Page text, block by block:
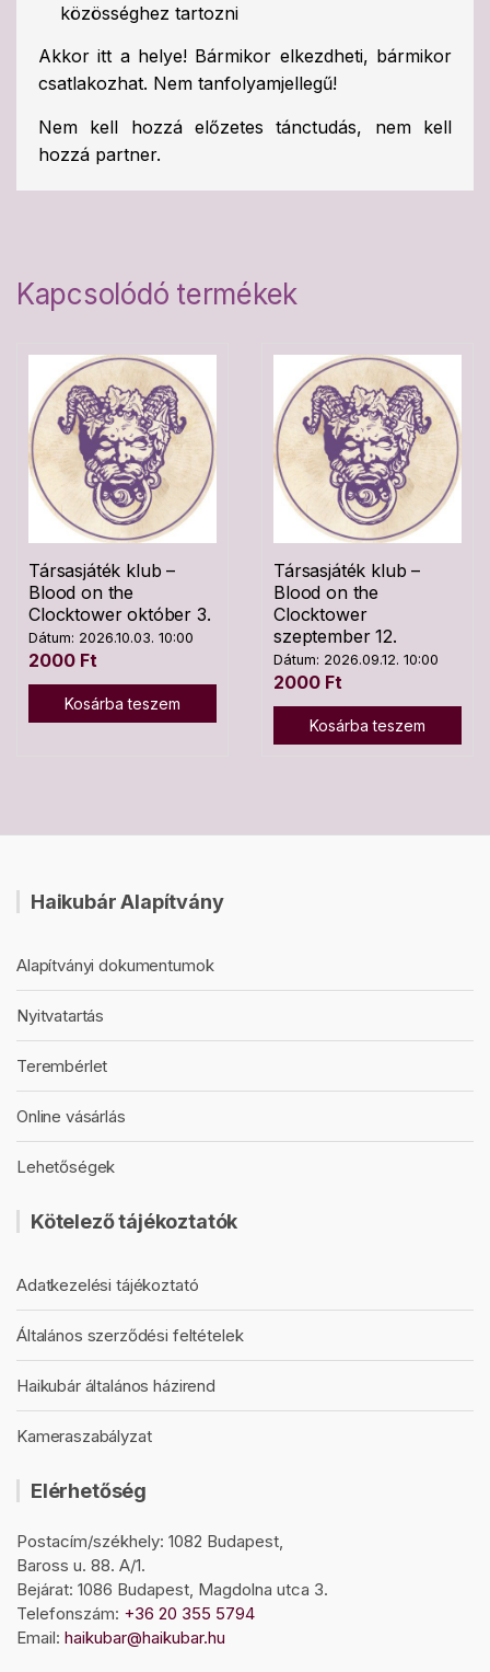
közösséghez tartozni
Akkor itt a helye! Bármikor elkezdheti, bármikor
csatlakozhat. Nem tanfolyamjellegű!
Nem kell hozzá előzetes tánctudás, nem kell
hozzá partner.
Kapcsolódó termékek
Társasjáték klub –
Blood on the
Clocktower október 3.
Dátum: 2026.10.03. 10:00
2000 Ft
Kosárba teszem
Társasjáték klub –
Blood on the
Clocktower
szeptember 12.
Dátum: 2026.09.12. 10:00
2000 Ft
Kosárba teszem
Haikubár Alapítvány
Alapítványi dokumentumok
Nyitvatartás
Terembérlet
Online vásárlás
Lehetőségek
Kötelező tájékoztatók
Adatkezelési tájékoztató
Általános szerződési feltételek
Haikubár általános házirend
Kameraszabályzat
Elérhetőség
Postacím/székhely: 1082 Budapest,
Baross u. 88. A/1.
Bejárat: 1086 Budapest, Magdolna utca 3.
Telefonszám: +36 20 355 5794
Email: haikubar@haikubar.hu